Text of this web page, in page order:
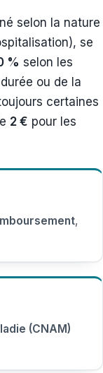
selon la nature
se
% selon les
ou de la
certaines
2 € pour les
,
(CNAM)